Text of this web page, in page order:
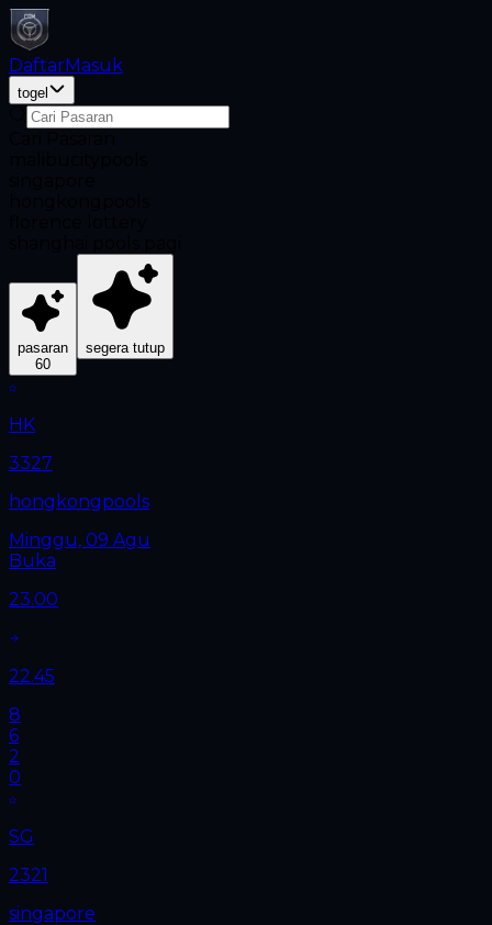
DaftarMasuk
togel
pasaran
60
segera tutup
HK
3327
hongkongpools
Minggu, 09 Agu
Buka
23.00
22.45
8
6
2
0
SG
2321
singapore